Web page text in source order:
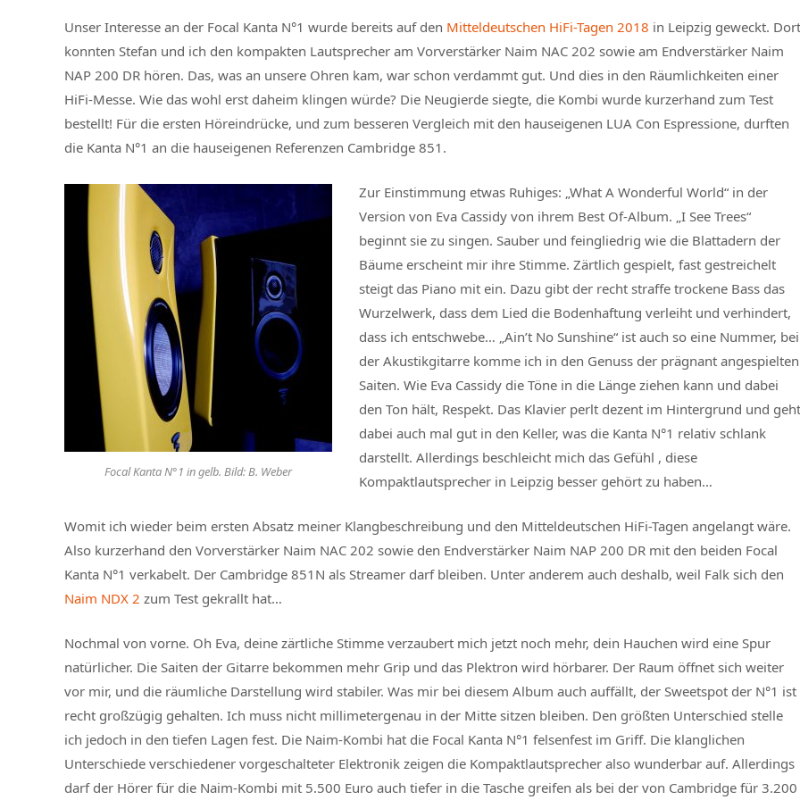
Unser Interesse an der Focal Kanta N°1 wurde bereits auf den Mitteldeutschen HiFi-Tagen 2018 in Leipzig geweckt. Dort
konnten Stefan und ich den kompakten Lautsprecher am Vorverstärker Naim NAC 202 sowie am Endverstärker Naim
NAP 200 DR hören. Das, was an unsere Ohren kam, war schon verdammt gut. Und dies in den Räumlichkeiten einer
HiFi-Messe. Wie das wohl erst daheim klingen würde? Die Neugierde siegte, die Kombi wurde kurzerhand zum Test
bestellt! Für die ersten Höreindrücke, und zum besseren Vergleich mit den hauseigenen LUA Con Espressione, durften
die Kanta N°1 an die hauseigenen Referenzen Cambridge 851.
Focal Kanta N°1 in gelb. Bild: B. Weber
Zur Einstimmung etwas Ruhiges: „What A Wonderful World“ in der
Version von Eva Cassidy von ihrem Best Of-Album. „I See Trees“
beginnt sie zu singen. Sauber und feingliedrig wie die Blattadern der
Bäume erscheint mir ihre Stimme. Zärtlich gespielt, fast gestreichelt
steigt das Piano mit ein. Dazu gibt der recht straffe trockene Bass das
Wurzelwerk, dass dem Lied die Bodenhaftung verleiht und verhindert,
dass ich entschwebe… „Ain’t No Sunshine“ ist auch so eine Nummer, bei
der Akustikgitarre komme ich in den Genuss der prägnant angespielten
Saiten. Wie Eva Cassidy die Töne in die Länge ziehen kann und dabei
den Ton hält, Respekt. Das Klavier perlt dezent im Hintergrund und geht
dabei auch mal gut in den Keller, was die Kanta N°1 relativ schlank
darstellt. Allerdings beschleicht mich das Gefühl , diese
Kompaktlautsprecher in Leipzig besser gehört zu haben…
Womit ich wieder beim ersten Absatz meiner Klangbeschreibung und den Mitteldeutschen HiFi-Tagen angelangt wäre.
Also kurzerhand den Vorverstärker Naim NAC 202 sowie den Endverstärker Naim NAP 200 DR mit den beiden Focal
Kanta N°1 verkabelt. Der Cambridge 851N als Streamer darf bleiben. Unter anderem auch deshalb, weil Falk sich den
Naim NDX 2 zum Test gekrallt hat…
Nochmal von vorne. Oh Eva, deine zärtliche Stimme verzaubert mich jetzt noch mehr, dein Hauchen wird eine Spur
natürlicher. Die Saiten der Gitarre bekommen mehr Grip und das Plektron wird hörbarer. Der Raum öffnet sich weiter
vor mir, und die räumliche Darstellung wird stabiler. Was mir bei diesem Album auch auffällt, der Sweetspot der N°1 ist
recht großzügig gehalten. Ich muss nicht millimetergenau in der Mitte sitzen bleiben. Den größten Unterschied stelle
ich jedoch in den tiefen Lagen fest. Die Naim-Kombi hat die Focal Kanta N°1 felsenfest im Griff. Die klanglichen
Unterschiede verschiedener vorgeschalteter Elektronik zeigen die Kompaktlautsprecher also wunderbar auf. Allerdings
darf der Hörer für die Naim-Kombi mit 5.500 Euro auch tiefer in die Tasche greifen als bei der von Cambridge für 3.200